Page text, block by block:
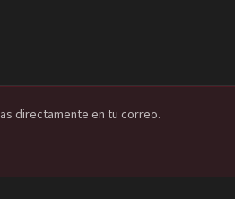
directamente en tu correo.